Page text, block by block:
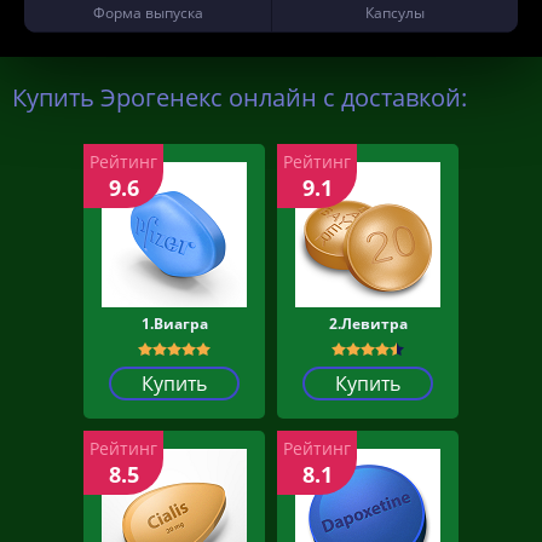
Форма выпуска Капсулы
Купить Эрогенекс онлайн с доставкой:
1.Виагра
Купить
Рейтинг
9.6
2.Левитра
Купить
Рейтинг
9.1
Рейтинг
8.5
Рейтинг
8.1